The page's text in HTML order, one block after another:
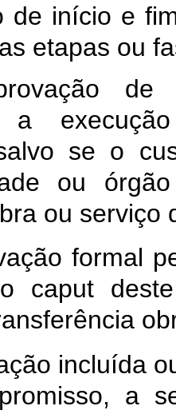
de início e
etapas ou
de
a
se o
ou
ou
formal
caput
incluída
a